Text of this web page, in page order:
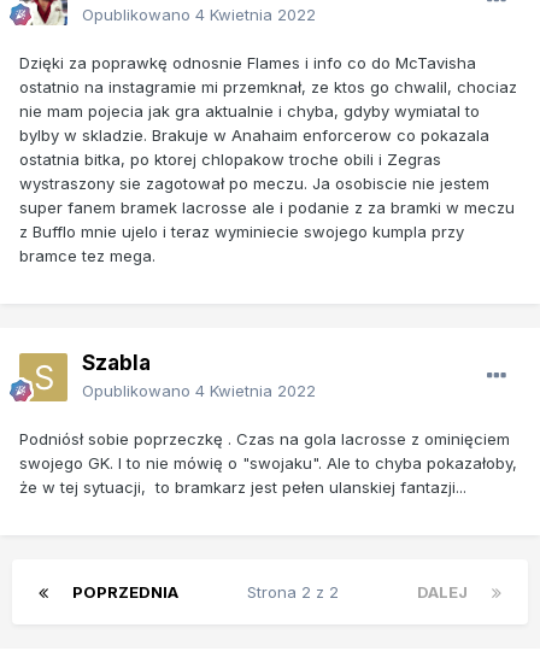
Opublikowano 4 Kwietnia 2022
Dzięki za poprawkę odnosnie Flames i info co do McTavisha
ostatnio na instagramie mi przemknał, ze ktos go chwalil, chociaz
nie mam pojecia jak gra aktualnie i chyba, gdyby wymiatal to
bylby w skladzie. Brakuje w Anahaim enforcerow co pokazala
ostatnia bitka, po ktorej chlopakow troche obili i Zegras
wystraszony sie zagotował po meczu. Ja osobiscie nie jestem
super fanem bramek lacrosse ale i podanie z za bramki w meczu
z Bufflo mnie ujelo i teraz wyminiecie swojego kumpla przy
bramce tez mega.
Szabla
Opublikowano 4 Kwietnia 2022
Podniósł sobie poprzeczkę . Czas na gola lacrosse z ominięciem
swojego GK. I to nie mówię o "swojaku". Ale to chyba pokazałoby,
że w tej sytuacji, to bramkarz jest pełen ulanskiej fantazji...
POPRZEDNIA DALEJ
Strona 2 z 2